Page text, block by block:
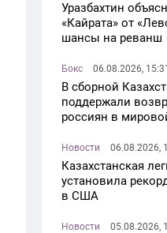
Уразбахтин
«Кайрата» от
шансы на реванш
Бокс 06.08.2026, 15:31
В сборной
поддержали
россиян в
Новости 06.08.2026,
Казахстанская
установила
в США
Новости 05.08.2026,